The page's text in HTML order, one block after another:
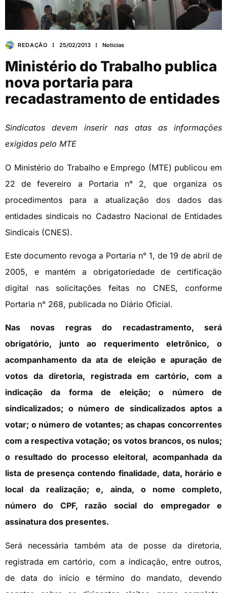
REDAÇÃO 25/02/2013 Notícias
Ministério do Trabalho publica
nova portaria para
recadastramento de entidades
Sindicatos devem inserir nas atas as informações
exigidas pelo MTE
O Ministério do Trabalho e Emprego (MTE) publicou em
22 de fevereiro a Portaria n° 2, que organiza os
procedimentos para a atualização dos dados das
entidades sindicais no Cadastro Nacional de Entidades
Sindicais (CNES).
Este documento revoga a Portaria n° 1, de 19 de abril de
2005, e mantém a obrigatoriedade de certificação
digital nas solicitações feitas no CNES, conforme
Portaria n° 268, publicada no Diário Oficial.
Nas novas regras do recadastramento, será
obrigatório, junto ao requerimento eletrônico, o
acompanhamento da ata de eleição e apuração de
votos da diretoria, registrada em cartório, com a
indicação da forma de eleição; o número de
sindicalizados; o número de sindicalizados aptos a
votar; o número de votantes; as chapas concorrentes
com a respectiva votação; os votos brancos, os nulos;
o resultado do processo eleitoral, acompanhada da
lista de presença contendo finalidade, data, horário e
local da realização; e, ainda, o nome completo,
número do CPF, razão social do empregador e
assinatura dos presentes.
Será necessária também ata de posse da diretoria,
registrada em cartório, com a indicação, entre outros,
de data do início e término do mandato, devendo